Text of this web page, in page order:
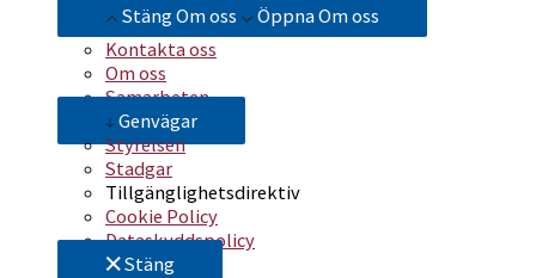
Stäng Om oss
Öppna Om oss
Kontakta oss
Om oss
Samarbeten
Genvägar
Styrelsen
Stadgar
Tillgänglighetsdirektiv
Cookie Policy
Dataskyddspolicy
Stäng